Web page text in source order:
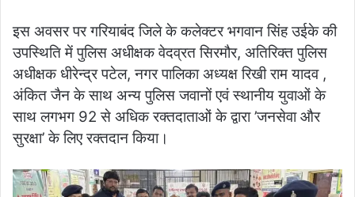
इस अवसर पर गरियाबंद जिले के कलेक्टर भगवान सिंह उईके की
उपस्थिति में पुलिस अधीक्षक वेदव्रत सिरमौर, अतिरिक्त पुलिस
अधीक्षक धीरेन्द्र पटेल, नगर पालिका अध्यक्ष रिखी राम यादव ,
अंकित जैन के साथ अन्य पुलिस जवानों एवं स्थानीय युवाओं के
साथ लगभग 92 से अधिक रक्तदाताओं के द्वारा ’जनसेवा और
सुरक्षा’ के लिए रक्तदान किया।